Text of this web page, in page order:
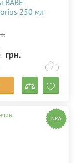
250 мл
грн.
7
NEW